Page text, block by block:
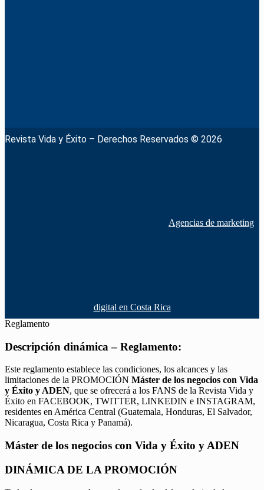
Revista Vida y Éxito – Derechos Reservados © 2026
Agencias de marketing
digital en Costa Rica
Reglamento
Descripción dinámica – Reglamento:
Este reglamento establece las condiciones, los alcances y las
limitaciones de la PROMOCIÓN Máster de los negocios con Vida
y Éxito y ADEN, que se ofrecerá a los FANS de la Revista Vida y
Éxito en FACEBOOK, TWITTER, LINKEDIN e INSTAGRAM,
residentes en América Central (Guatemala, Honduras, El Salvador,
Nicaragua, Costa Rica y Panamá).
Máster de los negocios con Vida y Éxito y ADEN
DINÁMICA DE LA PROMOCIÓN